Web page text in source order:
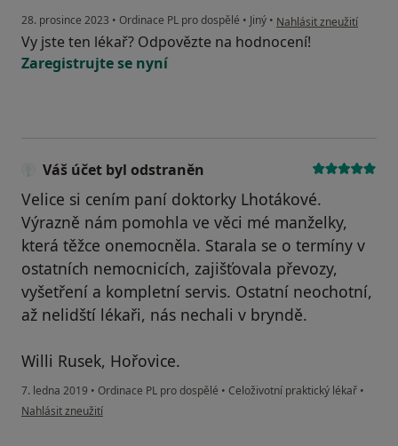
28. prosince 2023 • Ordinace PL pro dospělé • Jiný • podle názoru uživatele
Nahlásit zneužití
Vy jste ten lékař? Odpovězte na hodnocení!
Zaregistrujte se nyní
Váš účet byl odstraněn
Velice si cením paní doktorky Lhotákové.
Výrazně nám pomohla ve věci mé manželky,
která těžce onemocněla. Starala se o termíny v
ostatních nemocnicích, zajišťovala převozy,
vyšetření a kompletní servis. Ostatní neochotní,
až nelidští lékaři, nás nechali v bryndě.
Willi Rusek, Hořovice.
7. ledna 2019 • Ordinace PL pro dospělé • Celoživotní praktický lékař •
podle názoru uživatele Váš účet byl odstraněn
Nahlásit zneužití